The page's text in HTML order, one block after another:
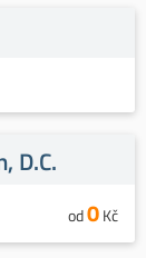
D.C.
od0Kč